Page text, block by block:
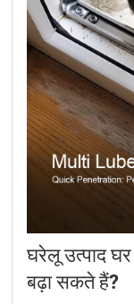
घरेलू उत्पाद
बढ़ा सकते हैं?